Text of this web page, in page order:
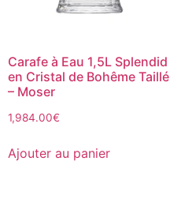
Carafe à Eau 1,5L Splendid
en Cristal de Bohême Taillé
– Moser
1,984.00€
Ajouter au panier